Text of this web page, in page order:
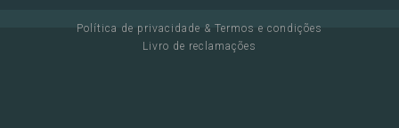
Política de privacidade & Termos e condições
Livro de reclamações